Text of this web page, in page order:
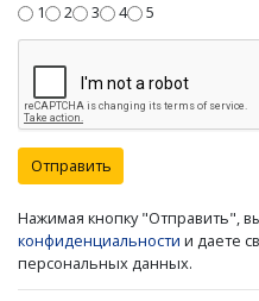
1 2 3 4 5
Отправить
Нажимая кнопку "Отправить",
конфиденциальности и даете
персональных данных.